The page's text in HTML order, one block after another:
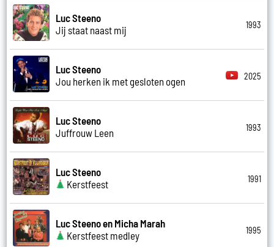
Luc Steeno
Jij staat naast mij
1993
Luc Steeno
Jou herken ik met gesloten ogen
2025
Luc Steeno
Juffrouw Leen
1993
Luc Steeno
Kerstfeest
1991
Luc Steeno en Micha Marah
Kerstfeest medley
1995